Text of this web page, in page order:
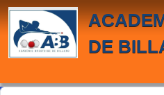
DE
Panneau de gestion des cookies